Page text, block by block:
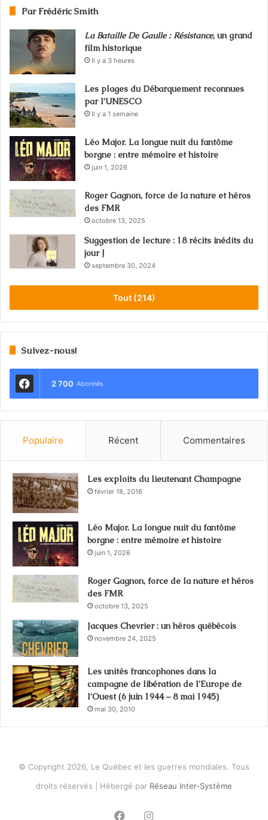
Par Frédéric Smith
La Bataille De Gaulle : Résistance, un grand
film historique
Il y a 3 heures
Les plages du Débarquement reconnues
par l’UNESCO
Il y a 1 semaine
Léo Major. La longue nuit du fantôme
borgne : entre mémoire et histoire
juin 1, 2026
Roger Gagnon, force de la nature et héros
des FMR
octobre 13, 2025
Suggestion de lecture : 18 récits inédits du
jour J
septembre 30, 2024
Tout (214)
Suivez-nous!
2 700 Abonnés
Populaire Récent Commentaires
Les exploits du lieutenant Champagne
février 18, 2016
Léo Major. La longue nuit du fantôme
borgne : entre mémoire et histoire
juin 1, 2026
Roger Gagnon, force de la nature et héros
des FMR
octobre 13, 2025
Jacques Chevrier : un héros québécois
novembre 24, 2025
Les unités francophones dans la
campagne de libération de l’Europe de
l’Ouest (6 juin 1944 – 8 mai 1945)
mai 30, 2010
© Copyright 2026, Le Québec et les guerres mondiales. Tous
droits réservés | Hébergé par Réseau Inter-Système
FacebookInstagram